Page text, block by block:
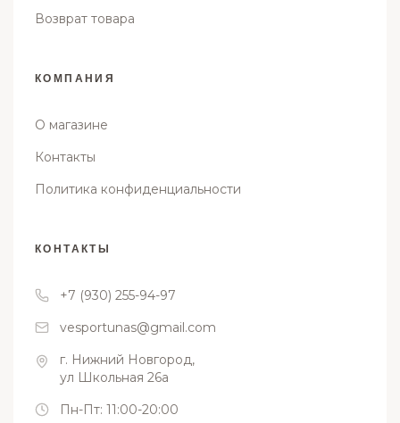
Возврат товара
КОМПАНИЯ
О магазине
Контакты
Политика конфиденциальности
КОНТАКТЫ
+7 (930) 255-94-97
vesportunas@gmail.com
г. Нижний Новгород,
ул Школьная 26а
Пн-Пт: 11:00-20:00